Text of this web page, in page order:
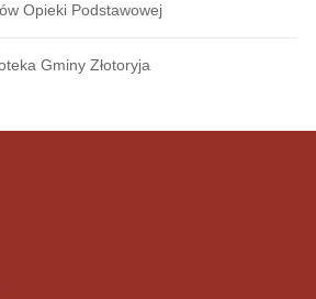
Opieki Podstawowej
Gminy Złotoryja